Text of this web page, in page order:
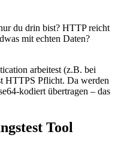
du drin bist? HTTP reicht
mit echten Daten?
arbeitest (z.B. bei
HTTPS Pflicht. Da werden
kodiert übertragen – das
Tool